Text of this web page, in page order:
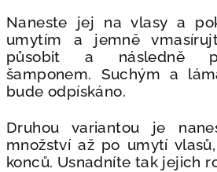
Naneste jej na vlasy a
umytím a jemně
působit a následně
šamponem. Suchým a
bude odpískáno.
Druhou variantou je
množství až po umytí
konců. Usnadníte tak jejich